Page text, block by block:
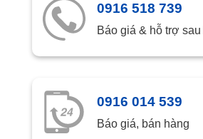
0916 518 739
Báo giá & hỗ trợ
0916 014 539
Báo giá, bán hàng